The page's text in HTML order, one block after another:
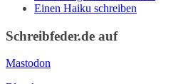
Einen Haiku schreiben
Schreibfeder.de auf
Mastodon